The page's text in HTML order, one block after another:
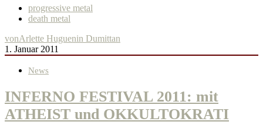
progressive metal
death metal
vonArlette Huguenin Dumittan
1. Januar 2011
News
INFERNO FESTIVAL 2011: mit
ATHEIST und OKKULTOKRATI